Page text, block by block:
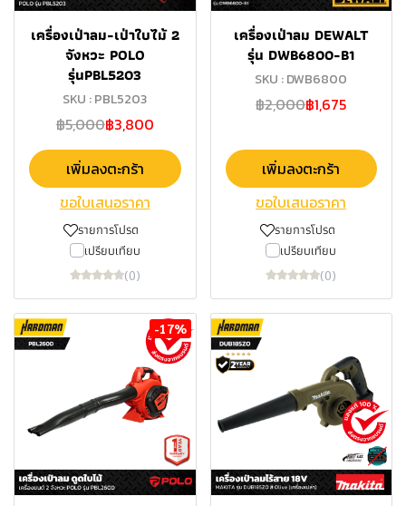
เครื่องเป่าลม-เป่าใบไม้ 2
จังหวะ POLO
รุ่นPBL5203
SKU : PBL5203
฿5,000฿3,800
เพิ่มลงตะกร้า
ขอใบเสนอราคา
รายการโปรด
เปรียบเทียบ
(0)
เครื่องเป่าลม DEWALT
รุ่น DWB6800-B1
SKU : DWB6800
฿2,000฿1,675
เพิ่มลงตะกร้า
ขอใบเสนอราคา
รายการโปรด
เปรียบเทียบ
(0)
-17%